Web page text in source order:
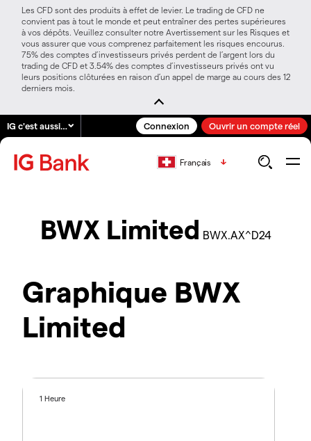
Les CFD sont des produits à effet de levier. Le trading de CFD ne
convient pas à tout le monde et peut entraîner des pertes supérieures
à vos dépôts. Veuillez consulter notre Avertissement sur les Risques et
vous assurer que vous comprenez parfaitement les risques encourus.
75% des comptes d’investisseurs privés perdent de l’argent lors du
trading de CFD et 3.54% des comptes d’investisseurs privés ont vu
leurs positions clôturées en raison d’un appel de marge au cours des 12
derniers mois.
IG c'est aussi… Connexion Ouvrir un compte réel
Français
BWX Limited BWX.AX^D24
Graphique BWX
Limited
1 Heure